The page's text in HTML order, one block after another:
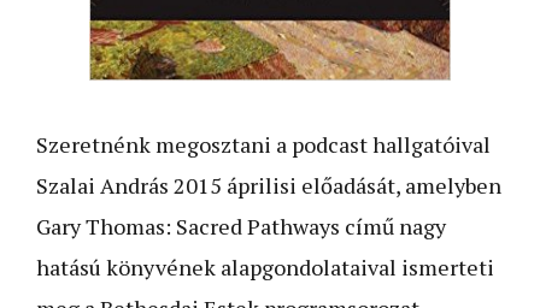
Szeretnénk megosztani a podcast hallgatóival
Szalai András 2015 áprilisi előadását, amelyben
Gary Thomas: Sacred Pathways című nagy
hatású könyvének alapgondolataival ismerteti